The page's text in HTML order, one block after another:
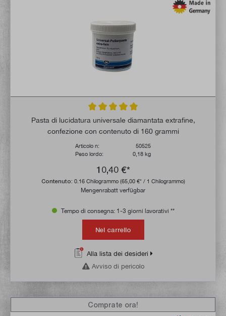
Valutazione media di 5 su 5 stelle
Pasta di lucidatura universale diamantata extrafine,
confezione con contenuto di 160 grammi
Articolo n:
50525
Peso lordo:
0,18 kg
10,40 €*
Contenuto: 0.16 Chilogrammo (65,00 €* / 1 Chilogrammo)
Mengenrabatt verfügbar
Tempo di consegna: 1-3 giorni lavorativi **
Nel carrello
Alla lista dei desideri
Avviso di pericolo
Comprate ora!